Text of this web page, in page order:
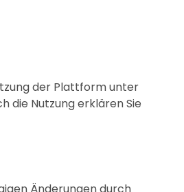
der Plattform unter
die Nutzung erklären Sie
Änderungen durch